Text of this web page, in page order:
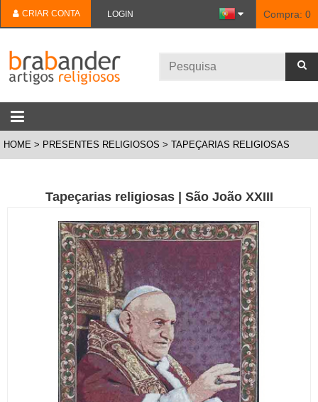
CRIAR CONTA LOGIN Compra: 0
HOME PRESENTES RELIGIOSOS TAPEÇARIAS RELIGIOSAS
Tapeçarias religiosas | São João XXIII